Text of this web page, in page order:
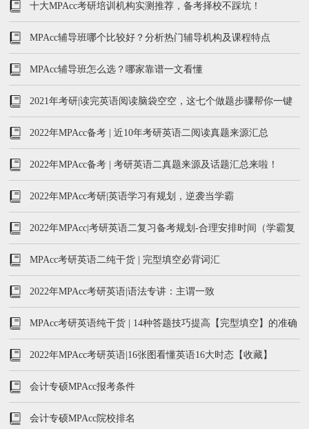
十大MPAcc考研培训机构实测推荐，备考择校不踩坑！
MPAcc辅导班哪个比较好？分析热门辅导机构及课程特点
MPAcc辅导班怎么选？哪家靠谱一文看懂
2021年考研|读完英语阅读脑袋空空，这七个做题步骤帮你一键
解决！
2022年MPAcc备考 | 近10年考研英语二阅读真题来源汇总
2022年MPAcc备考 | 考研英语二真题来源及话题汇总来啦！
2022年MPAcc考研|英语学习有规划，逆袭当学霸
2022年MPAcc|考研英语二复习备考规划-合理安排时间（学霸复
习表）
MPAcc考研英语二纯干货 | 完型填空必背词汇
2022年MPAcc考研英语|语法专讲：主谓一致
MPAcc考研英语纯干货 | 14种答题技巧提高【完型填空】的准确
率
2022年MPAcc考研英语|16张图看懂英语16大时态【收藏】
会计专硕MPAcc报考条件
会计专硕MPAcc院校排名